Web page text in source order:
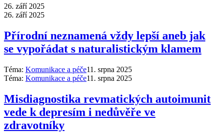
26. září 2025
26. září 2025
Přírodní neznamená vždy lepší aneb jak
se vypořádat s naturalistickým klamem
Téma: Komunikace a péče11. srpna 2025
Téma: Komunikace a péče11. srpna 2025
Misdiagnostika revmatických autoimunit
vede k depresím i nedůvěře ve
zdravotníky